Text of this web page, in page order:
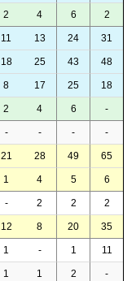
2 4 6 2
11 13 24 31
18 25 43 48
8 17 25 18
2 4 6 -
- - - -
21 28 49 65
1 4 5 6
- 2 2 2
12 8 20 35
1 - 1 11
1 1 2 -